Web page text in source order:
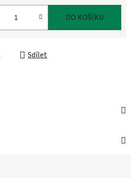
DO KOŠÍKU
Sdílet